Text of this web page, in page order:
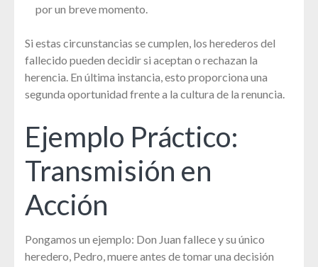
por un breve momento.
Si estas circunstancias se cumplen, los herederos del
fallecido pueden decidir si aceptan o rechazan la
herencia. En última instancia, esto proporciona una
segunda oportunidad frente a la cultura de la renuncia.
Ejemplo Práctico:
Transmisión en
Acción
Pongamos un ejemplo: Don Juan fallece y su único
heredero, Pedro, muere antes de tomar una decisión